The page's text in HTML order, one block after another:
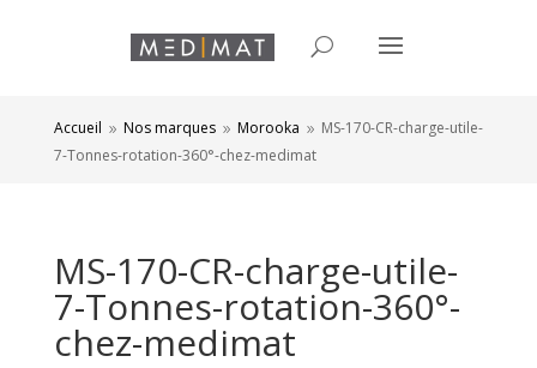
Accueil 9 Nos marques 9 Morooka 9 MS-170-CR-charge-utile-
7-Tonnes-rotation-360°-chez-medimat
MS-170-CR-charge-utile-
7-Tonnes-rotation-360°-
chez-medimat